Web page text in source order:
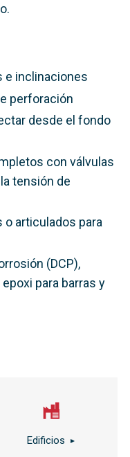
e inclinaciones
perforación
desde el fondo
con válvulas
tensión de
o articulados para
(DCP),
para barras y
Edificios